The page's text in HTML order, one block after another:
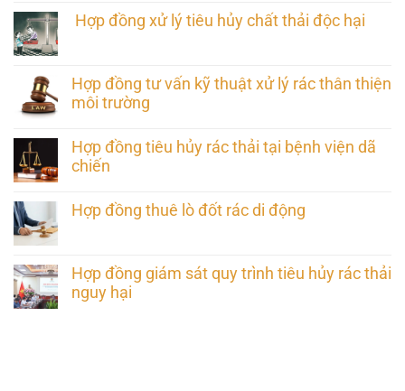
Hợp đồng xử lý tiêu hủy chất thải độc hại
Hợp đồng tư vấn kỹ thuật xử lý rác thân thiện
môi trường
Hợp đồng tiêu hủy rác thải tại bệnh viện dã
chiến
Hợp đồng thuê lò đốt rác di động
Hợp đồng giám sát quy trình tiêu hủy rác thải
nguy hại